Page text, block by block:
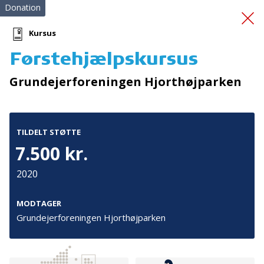
Sproggaven
Donation
Kursus
Førstehjælpskursus
Grundejerforeningen Hjorthøjparken
TILDELT STØTTE
7.500 kr.
2020
MODTAGER
Grundejerforeningen Hjorthøjparken
Tilmeld nyhedsbrev
De seneste nyheder om TrygFondens og TryghedsGruppens
aktiviteter direkte i din indbakke.
Tilmeld